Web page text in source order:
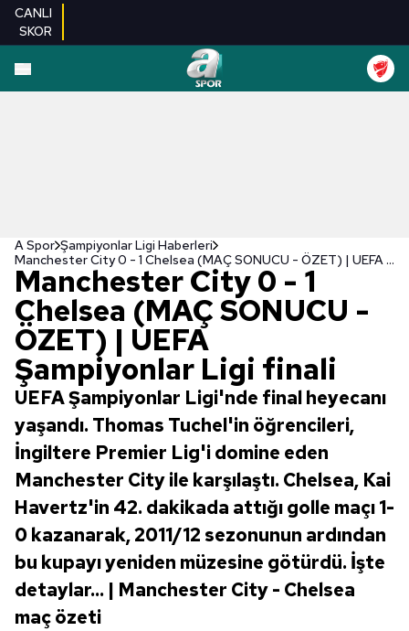
CANLI
SKOR
A Spor Şampiyonlar Ligi Haberleri
Manchester City 0 - 1 Chelsea (MAÇ SONUCU - ÖZET) | UEFA Şampiyonlar Ligi finali
Manchester City 0 - 1
Chelsea (MAÇ SONUCU -
ÖZET) | UEFA
Şampiyonlar Ligi finali
UEFA Şampiyonlar Ligi'nde final heyecanı
yaşandı. Thomas Tuchel'in öğrencileri,
İngiltere Premier Lig'i domine eden
Manchester City ile karşılaştı. Chelsea, Kai
Havertz'in 42. dakikada attığı golle maçı 1-
0 kazanarak, 2011/12 sezonunun ardından
bu kupayı yeniden müzesine götürdü. İşte
detaylar... | Manchester City - Chelsea
maç özeti